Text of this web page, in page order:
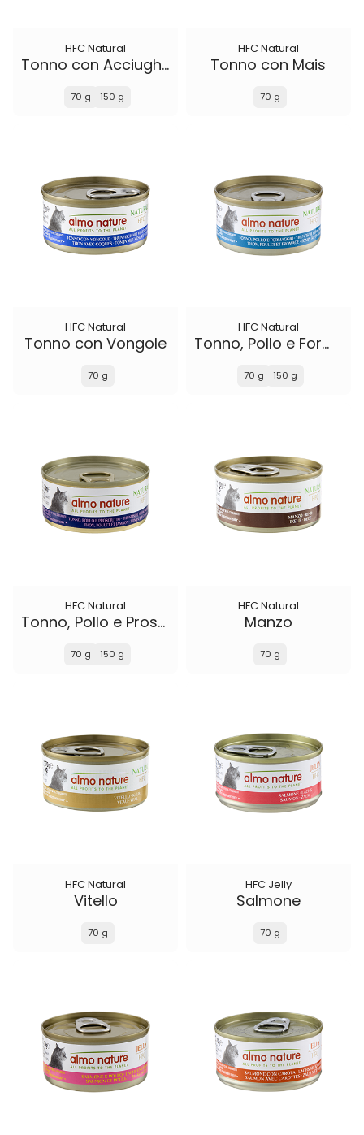
HFC Natural
Tonno con Acciughine
70 g 150 g
HFC Natural
Tonno con Mais
70 g
HFC Natural
Tonno con Vongole
70 g
HFC Natural
Tonno, Pollo e Formaggio
70 g 150 g
HFC Natural
Tonno, Pollo e Prosciutto
70 g 150 g
HFC Natural
Manzo
70 g
HFC Natural
Vitello
70 g
HFC Jelly
Salmone
70 g